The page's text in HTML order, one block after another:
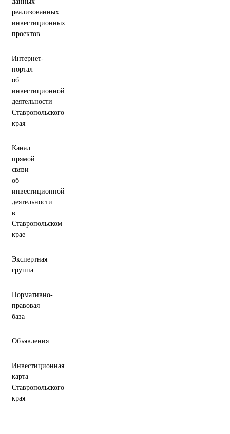
реализованных
инвестиционных
проектов
Интернет-
портал
об
инвестиционной
деятельности
Ставропольского
края
Канал
прямой
связи
об
инвестиционной
деятельности
в
Ставропольском
крае
Экспертная
группа
Нормативно-
правовая
база
Объявления
Инвестиционная
карта
Ставропольского
края